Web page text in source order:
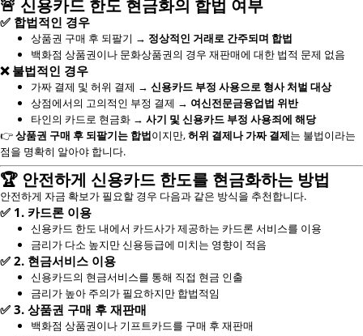
🚨 신용카드 한도 현금화의 합법 여부
✅ 합법적인 경우
상품권 구매 후 되팔기 → 정상적인 거래로 간주되며 합법
백화점 상품권이나 문화상품권의 경우 재판매에 대한 법적 문제 없음
❌ 불법적인 경우
가짜 결제 및 허위 결제 → 신용카드 부정 사용으로 형사 처벌 대상
상점에서의 고의적인 부정 결제 → 여신전문금융업법 위반
타인의 카드로 현금화 → 사기 및 신용카드 부정 사용죄에 해당
👉상품권 구매 후 되팔기는 합법이지만,허위 결제나 가짜 결제는 불법이라는
점을 명확히 알아야 합니다.
🏆 안전하게 신용카드 한도를 현금화하는 방법
안전하게 자금 확보가 필요할 경우 다음과 같은 방식을 추천합니다.
✅ 1. 카드론 이용
신용카드 한도 내에서 카드사가 제공하는 카드론 서비스를 이용
금리가 다소 높지만 신용등급에 미치는 영향이 적음
✅ 2. 현금서비스 이용
신용카드의 현금서비스를 통해 직접 현금 인출
금리가 높아 주의가 필요하지만 합법적임
✅ 3. 상품권 구매 후 재판매
백화점 상품권이나 기프트카드를 구매 후 재판매